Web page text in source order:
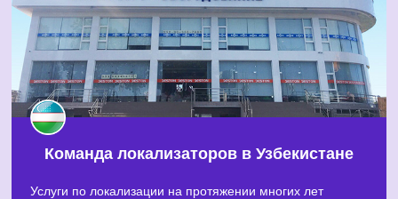
Команда локализаторов в Узбекистане
Услуги по локализации на протяжении многих лет